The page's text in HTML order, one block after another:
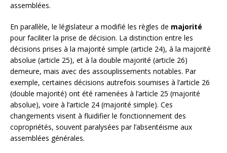
assemblées.
En parallèle, le législateur a modifié les règles de majorité
pour faciliter la prise de décision. La distinction entre les
décisions prises à la majorité simple (article 24), à la majorité
absolue (article 25), et à la double majorité (article 26)
demeure, mais avec des assouplissements notables. Par
exemple, certaines décisions autrefois soumises à l’article 26
(double majorité) ont été ramenées à l’article 25 (majorité
absolue), voire à l’article 24 (majorité simple). Ces
changements visent à fluidifier le fonctionnement des
copropriétés, souvent paralysées par l’absentéisme aux
assemblées générales.